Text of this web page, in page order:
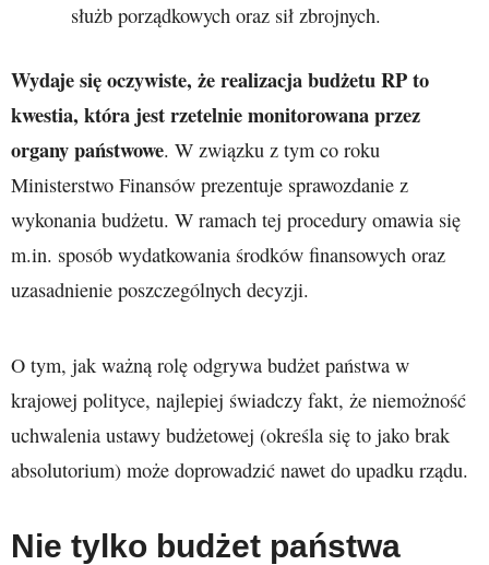
służb porządkowych oraz sił zbrojnych.
Wydaje się oczywiste, że realizacja budżetu RP to
kwestia, która jest rzetelnie monitorowana przez
organy państwowe. W związku z tym co roku
Ministerstwo Finansów prezentuje sprawozdanie z
wykonania budżetu. W ramach tej procedury omawia się
m.in. sposób wydatkowania środków finansowych oraz
uzasadnienie poszczególnych decyzji.
O tym, jak ważną rolę odgrywa budżet państwa w
krajowej polityce, najlepiej świadczy fakt, że niemożność
uchwalenia ustawy budżetowej (określa się to jako brak
absolutorium) może doprowadzić nawet do upadku rządu.
Nie tylko budżet państwa